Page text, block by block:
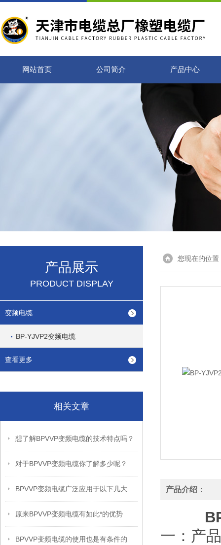
网站首页 公司简介 产品中心
产品展示
PRODUCT DISPLAY
变频电缆
BP-YJVP2变频电缆
查看更多
相关文章
想了解BPVVP变频电缆的技术特点吗？
对于BPVVP变频电缆你了解多少呢？
原来BPVVP变频电缆有如此*的优势
BPVVP变频电缆的使用也是有条件的
您现在的位置
产品介绍：
一：产